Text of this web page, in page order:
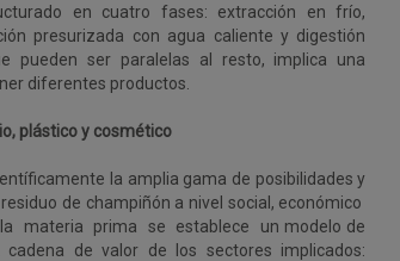
en cuatro fases: extracción en frío,
presurizada con agua caliente y digestión
pueden ser paralelas al resto, implica una
diferentes productos.
plástico y cosmético
la amplia gama de posibilidades y
de champiñón a nivel social, económico
materia prima se establece un modelo de
de valor de los sectores implicados: